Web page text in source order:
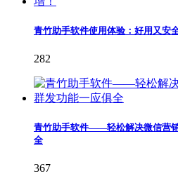
青竹助手软件使用体验：好用又安
282
青竹助手软件——轻松解决微信营
全
367